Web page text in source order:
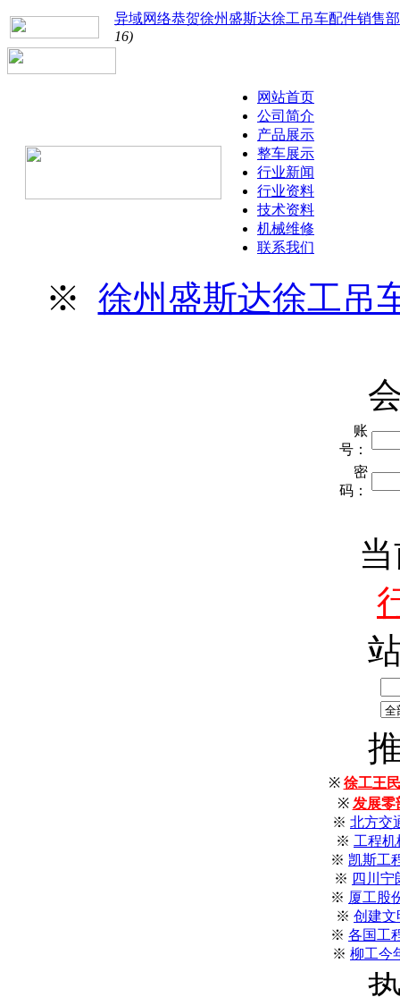
异域网络恭贺徐州盛斯达徐工吊车配件销售
16)
网站首页
公司简介
产品展示
整车展示
行业新闻
行业资料
技术资料
机械维修
联系我们
※ 徐州盛斯达徐工吊
账
号：
密
码：
※ 徐工王
※ 发展
※ 北方交
※ 工程
※ 凯斯工
※ 四川
※ 厦工股
※ 创建
※ 各国工
※ 柳工今